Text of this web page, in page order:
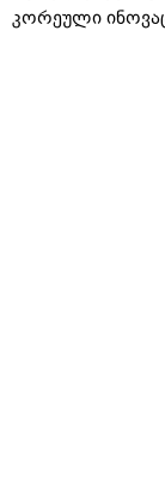
კორეული